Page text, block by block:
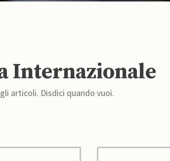
Internazionale
articoli. Disdici quando vuoi.